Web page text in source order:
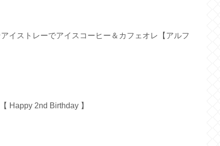
イストレーでアイスコーヒー＆カフェオレ【アルフ
Happy 2nd Birthday 】